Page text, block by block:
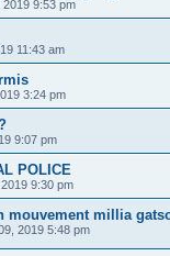
2019 9:53 pm
11:43 am
3:24 pm
9:07 pm
POLICE
9:30 pm
mouvement millia
2019 5:48 pm